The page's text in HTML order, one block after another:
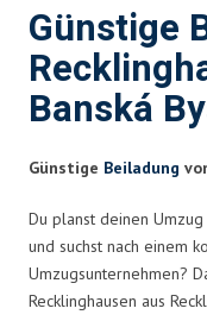
Günstige
Banská
Günstige Beiladung
Du planst deinen Umzug
und suchst nach einem
Umzugsunternehmen?
Recklinghausen aus